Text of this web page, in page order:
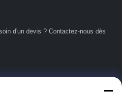
d'un devis ? Contactez-nous dès